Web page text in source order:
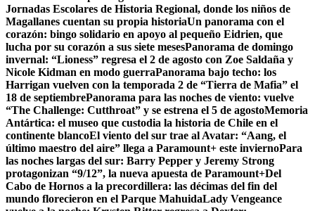
Jornadas Escolares de Historia Regional, donde los niños de
Magallanes cuentan su propia historiaUn panorama con el
corazón: bingo solidario en apoyo al pequeño Eidrien, que
lucha por su corazón a sus siete mesesPanorama de domingo
invernal: “Lioness” regresa el 2 de agosto con Zoe Saldaña y
Nicole Kidman en modo guerraPanorama bajo techo: los
Harrigan vuelven con la temporada 2 de “Tierra de Mafia” el
18 de septiembrePanorama para las noches de viento: vuelve
“The Challenge: Cutthroat” y se estrena el 5 de agostoMemoria
Antártica: el museo que custodia la historia de Chile en el
continente blancoEl viento del sur trae al Avatar: “Aang, el
último maestro del aire” llega a Paramount+ este inviernoPara
las noches largas del sur: Barry Pepper y Jeremy Strong
protagonizan “9/12”, la nueva apuesta de Paramount+Del
Cabo de Hornos a la precordillera: las décimas del fin del
mundo florecieron en el Parque MahuidaLady Vengeance